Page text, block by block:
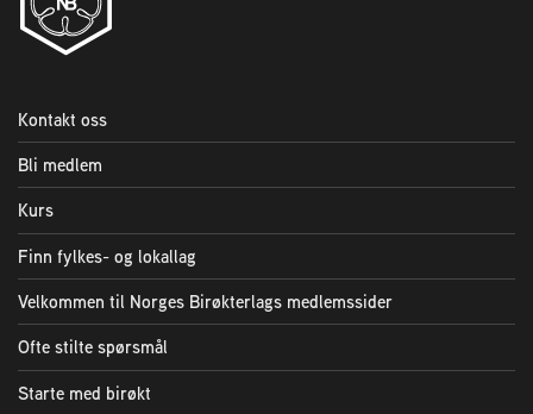
Sykdom hos bier
Sukkeravgiftsrefusjon
Prosjekter
Norges Birøkterlags standpunkt
Min side (Rubic)
Dampsagveien 14
Kontakt oss
Bli medlem
Kurs
Finn fylkes- og lokallag
Velkommen til Norges Birøkterlags medlemssider
Ofte stilte spørsmål
Starte med birøkt